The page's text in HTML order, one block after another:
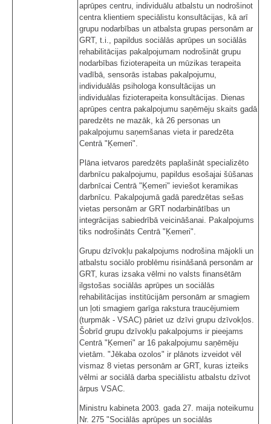
aprūpes centru, individuālu atbalstu un nodrošinot
centra klientiem speciālistu konsultācijas, kā arī
grupu nodarbības un atbalsta grupas personām ar
GRT, t.i., papildus sociālās aprūpes un sociālās
rehabilitācijas pakalpojumam nodrošināt grupu
nodarbības fizioterapeita un mūzikas terapeita
vadībā, sensorās istabas pakalpojumu,
individuālās psihologa konsultācijas un
individuālas fizioterapeita konsultācijas. Dienas
aprūpes centra pakalpojumu saņēmēju skaits gadā
paredzēts ne mazāk, kā 26 personas un
pakalpojumu saņemšanas vieta ir paredzēta
Centrā "Ķemeri".
Plāna ietvaros paredzēts paplašināt specializēto
darbnīcu pakalpojumu, papildus esošajai šūšanas
darbnīcai Centrā "Ķemeri" ieviešot keramikas
darbnīcu. Pakalpojumā gadā paredzētas sešas
vietas personām ar GRT nodarbinātības un
integrācijas sabiedrībā veicināšanai. Pakalpojums
tiks nodrošināts Centrā "Ķemeri".
Grupu dzīvokļu pakalpojums nodrošina mājokli un
atbalstu sociālo problēmu risināšanā personām ar
GRT, kuras izsaka vēlmi no valsts finansētām
ilgstošas sociālās aprūpes un sociālās
rehabilitācijas institūcijām personām ar smagiem
un ļoti smagiem garīga rakstura traucējumiem
(turpmāk - VSAC) pāriet uz dzīvi grupu dzīvokļos.
Šobrīd grupu dzīvokļu pakalpojums ir pieejams
Centrā "Ķemeri" ar 16 pakalpojumu saņēmēju
vietām. "Jēkaba ozolos" ir plānots izveidot vēl
vismaz 8 vietas personām ar GRT, kuras izteiks
vēlmi ar sociālā darba speciālistu atbalstu dzīvot
ārpus VSAC.
Ministru kabineta 2003. gada 27. maija noteikumu
Nr. 275 "Sociālās aprūpes un sociālās